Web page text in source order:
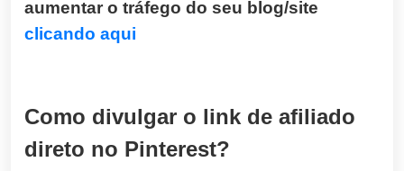
aumentar o tráfego do seu blog/site
clicando aqui
Como divulgar o link de afiliado
direto no Pinterest?